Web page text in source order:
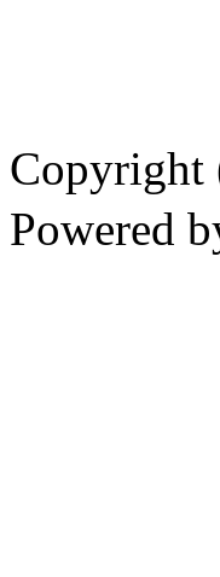
Copyright
Powered